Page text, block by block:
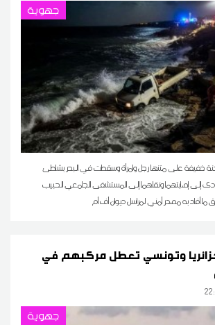
جهوية
خفيفة على متنها رجل وامرأة وسقطت في البحر بشاطئ
أدى إلى إصابتهما ونقلهما إلى المستشفى الجامعي الحبيب
أفاد به مصدر أمني لمراسل ديوان أف أم
إنقاذ 11 جزائريا وتونسي تعطل مركبهم في
جهوية